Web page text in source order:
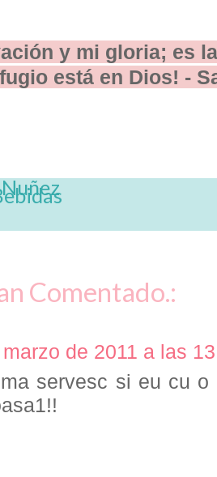
y mi gloria; es
está en Dios! -
Comentado.:
de 2011 a las
servesc si eu cu